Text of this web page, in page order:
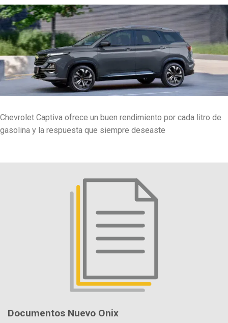
Chevrolet Captiva ofrece un buen rendimiento por cada litro de
gasolina y la respuesta que siempre deseaste
Documentos Nuevo Onix